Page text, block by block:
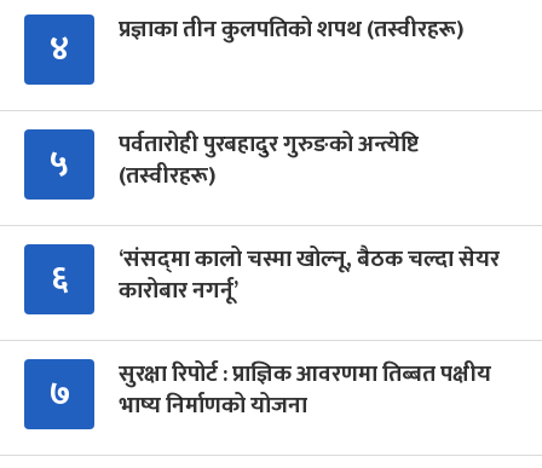
४ प्रज्ञाका तीन कुलपतिको शपथ (तस्वीरहरू)
५
पर्वतारोही पुरबहादुर गुरुङको अन्त्येष्टि
(तस्वीरहरू)
६
‘संसद्‍मा कालो चस्मा खोल्नू, बैठक चल्दा सेयर
कारोबार नगर्नू’
७
सुरक्षा रिपोर्ट : प्राज्ञिक आवरणमा तिब्बत पक्षीय
भाष्य निर्माणको योजना